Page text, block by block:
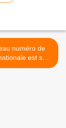
numéro de
est sorti
! >